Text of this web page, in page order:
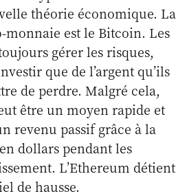
théorie économique. La
monnaie est le Bitcoin. Les
gérer les risques,
que de l’argent qu’ils
de perdre. Malgré cela,
être un moyen rapide et
revenu passif grâce à la
dollars pendant les
L’Ethereum détient
de hausse.